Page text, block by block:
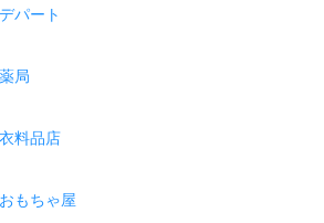
パート
局
料品店
もちゃ屋